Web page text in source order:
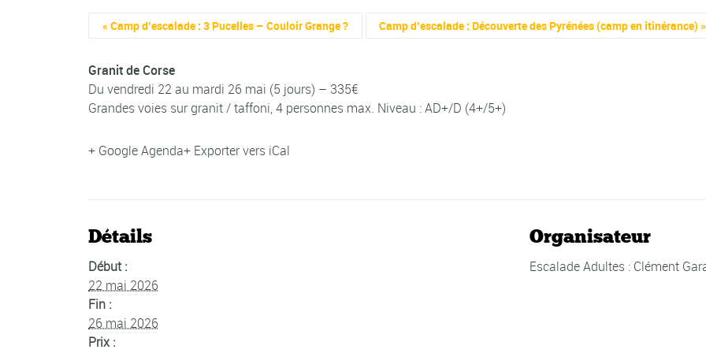
Navigation
Évènement
« Camp d’escalade : 3 Pucelles – Couloir Grange ? Camp d’escalade : Découverte des Pyrénées (camp en itinérance) »
Granit de Corse
Du vendredi 22 au mardi 26 mai (5 jours) – 335€
Grandes voies sur granit / taffoni, 4 personnes max. Niveau : AD+/D (4+/5+)
+ Google Agenda+ Exporter vers iCal
Détails
Début :
22 mai 2026
Fin :
26 mai 2026
Prix :
Organisateur
Escalade Adultes : Clément